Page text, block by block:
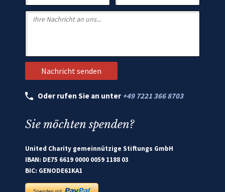
Oder rufen Sie an unter +49 7221 366 8703
Sie möchten spenden?
United Charity gemeinnützige Stiftungs GmbH
IBAN: DE75 6619 0000 0059 1188 03
BIC: GENODE61KA1